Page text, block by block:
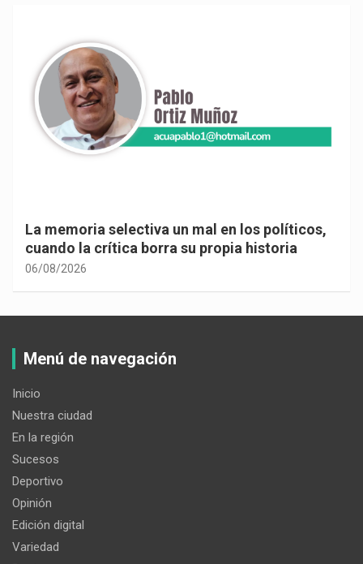
La memoria selectiva un mal en los políticos,
cuando la crítica borra su propia historia
06/08/2026
Menú de navegación
Inicio
Nuestra ciudad
En la región
Sucesos
Deportivo
Opinión
Edición digital
Variedad